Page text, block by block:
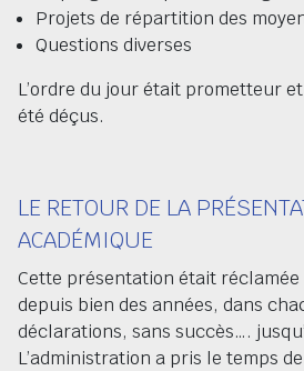
Projets de répartition des
Questions diverses
L’ordre du jour était prometteur et
été déçus.
LE RETOUR DE LA
ACADÉMIQUE
Cette présentation était réclamée
depuis bien des années, dans
déclarations, sans succès….
L’administration a pris le temps